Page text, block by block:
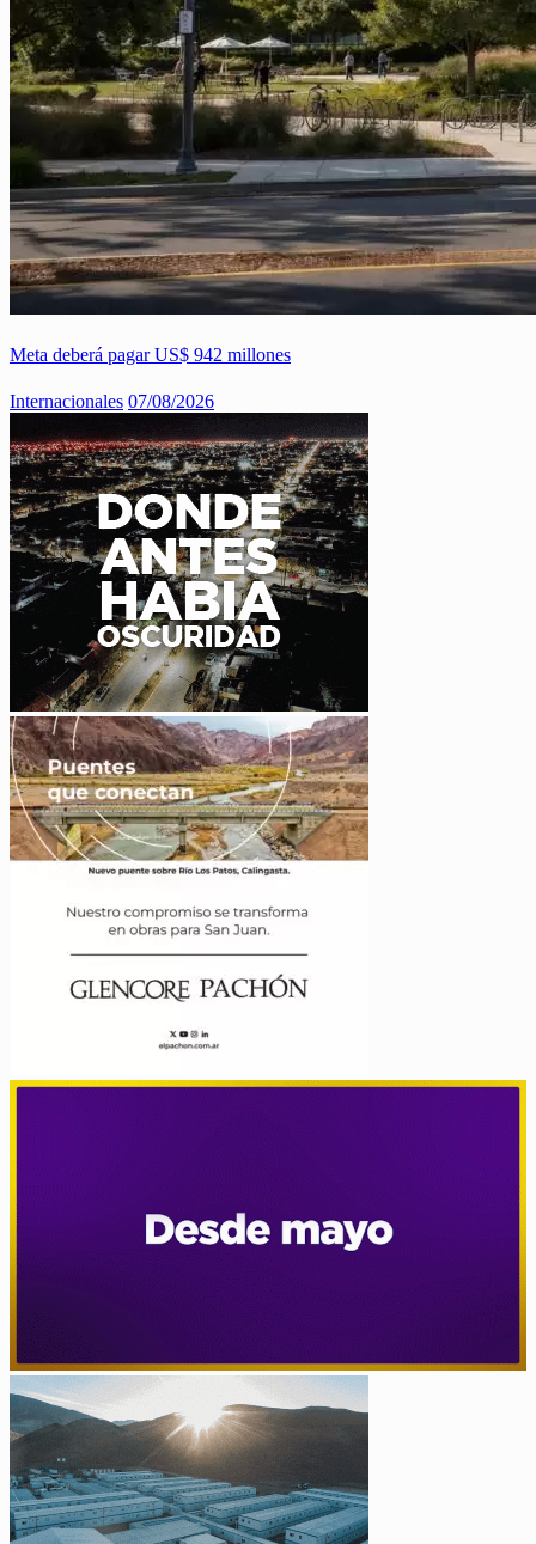
Meta deberá pagar US$ 942 millones
Internacionales 07/08/2026